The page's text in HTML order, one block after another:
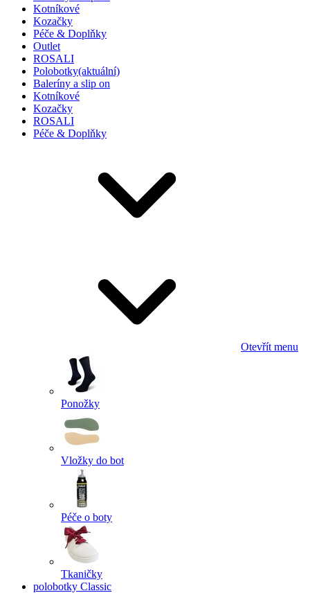
Kotníkové
Kozačky
Péče & Doplňky
Outlet
ROSALI
Polobotky(aktuální)
Baleríny a slip on
Kotníkové
Kozačky
ROSALI
Péče & Doplňky
Otevřít menu
Ponožky
Vložky do bot
Péče o boty
Tkaničky
polobotky Classic